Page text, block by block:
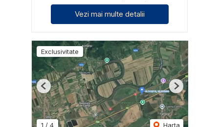
Vezi mai multe detalii
Exclusivitate
1 / 4 Harta
Previous Next